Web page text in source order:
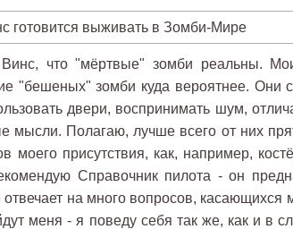
Винс, что "мёртвые" зомби реальны.
"бешеных" зомби куда вероятнее. Они
двери, воспринимать шум,
мысли. Полагаю, лучше всего от них
присутствия, как, например,
Справочник пилота - он
на много вопросов, касающихся
меня - я поведу себя так же, как и в